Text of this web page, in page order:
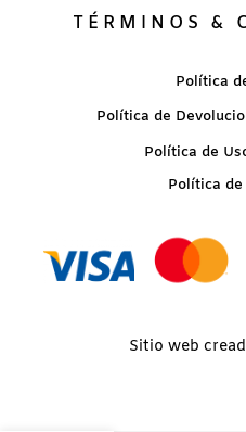
TÉRMINOS &
Política
Política de
Política de
Política de
Sitio web